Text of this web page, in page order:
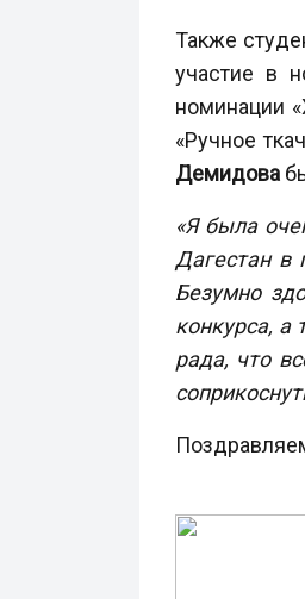
Также
участие в
номинации
«Ручное
Демидова
«Я была
Дагестан в
Безумно
конкурса, а
рада, что